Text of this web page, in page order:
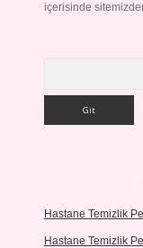
içerisinde
Hastane Temizlik
Hastane Temizlik